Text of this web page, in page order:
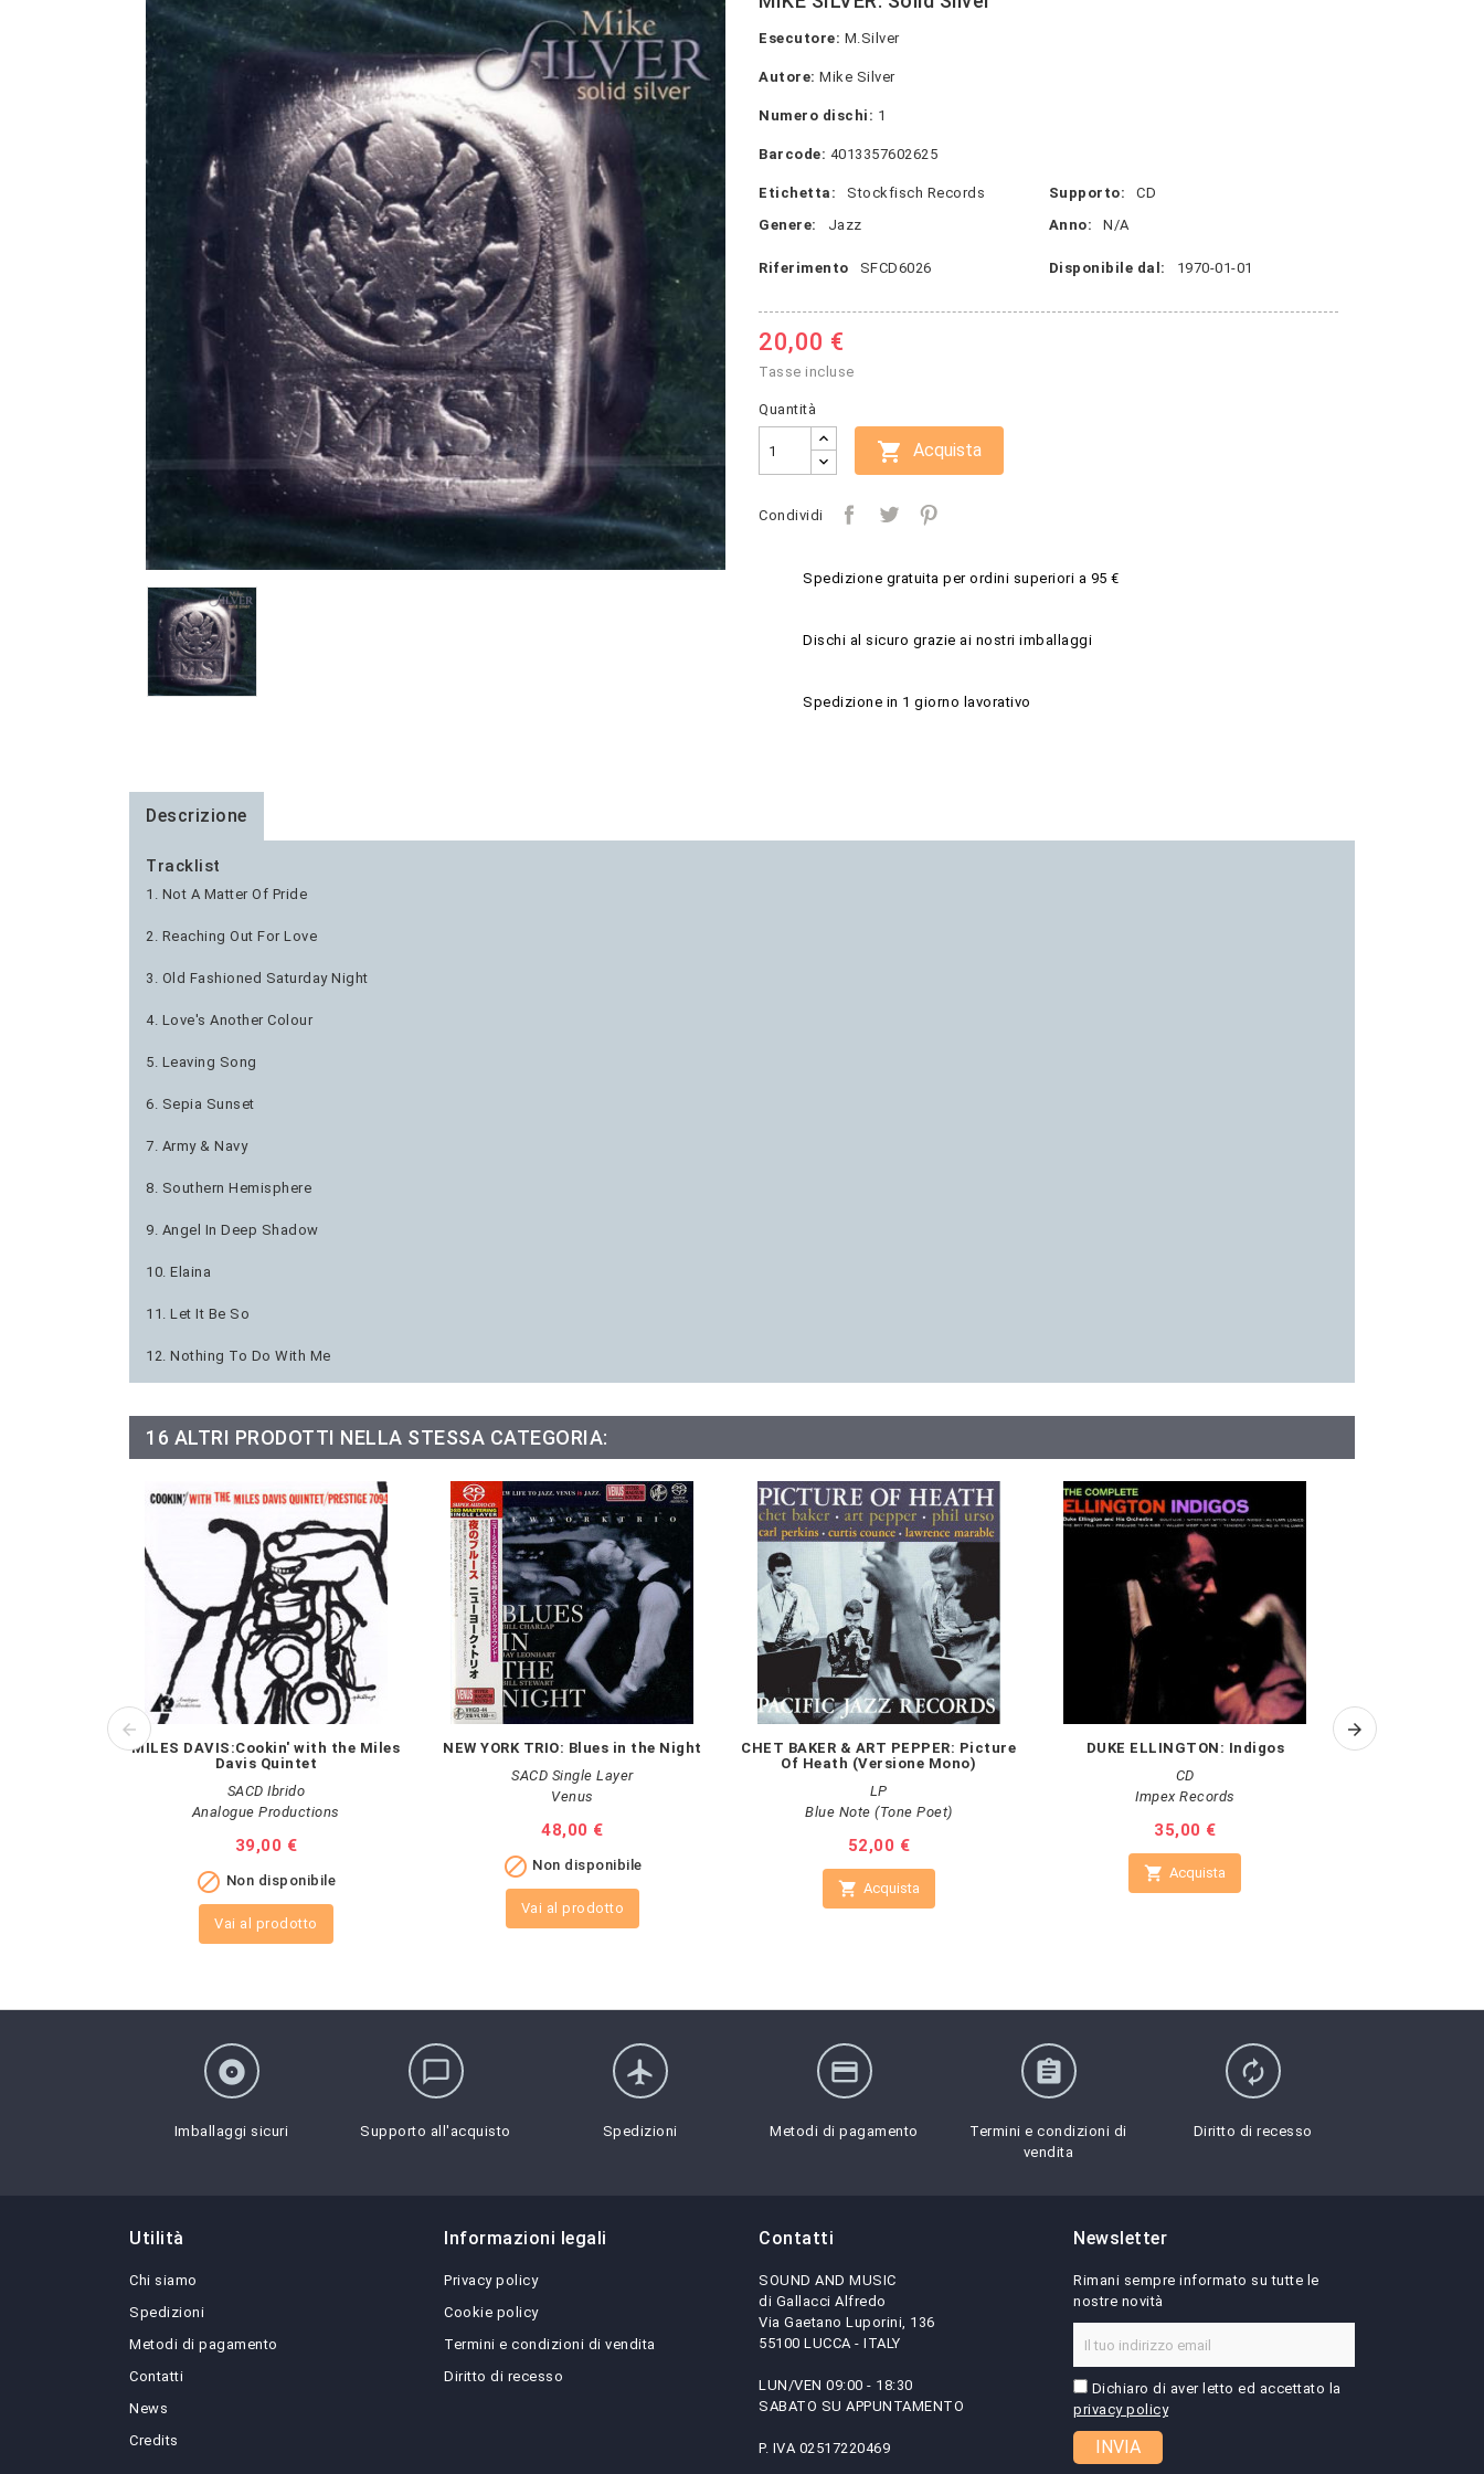
Esecutore: M.Silver
Autore: Mike Silver
Numero dischi: 1
Barcode: 4013357602625
Etichetta: Stockfisch Records Supporto:
CD
Genere:
Jazz Anno: N/A
Riferimento SFCD6026 Disponibile dal: 1970-01-01
20,00 €
Tasse incluse
Quantità
 Acquista
Condividi
Spedizione gratuita per ordini superiori a 95 €
Dischi al sicuro grazie ai nostri imballaggi
Spedizione in 1 giorno lavorativo
Descrizione
Tracklist
1. Not A Matter Of Pride
2. Reaching Out For Love
3. Old Fashioned Saturday Night
4. Love's Another Colour
5. Leaving Song
6. Sepia Sunset
7. Army & Navy
8. Southern Hemisphere
9. Angel In Deep Shadow
10. Elaina
11. Let It Be So
12. Nothing To Do With Me
16 ALTRI PRODOTTI NELLA STESSA CATEGORIA:
MILES DAVIS:Cookin' with the Miles
Davis Quintet
SACD Ibrido
Analogue Productions
Prezzo
39,00 €
 Non disponibile
Vai al prodotto
NEW YORK TRIO: Blues in the Night
SACD Single Layer
Venus
Prezzo
48,00 €
 Non disponibile
Vai al prodotto
CHET BAKER & ART PEPPER: Picture
Of Heath (Versione Mono)
LP
Blue Note (Tone Poet)
Prezzo
52,00 €
 Acquista
DUKE ELLINGTON: Indigos
CD
Impex Records
Prezzo
35,00 €
 Acquista
MONTY
album
Imballaggi sicuri
chat_bubble_outline
Supporto all'acquisto
flight
Spedizioni
credit_card
Metodi di pagamento
assignment
Termini e condizioni di
vendita
autorenew
Diritto di recesso
Utilità
Chi siamo
Spedizioni
Metodi di pagamento
Contatti
News
Credits
Informazioni legali
Privacy policy
Cookie policy
Termini e condizioni di vendita
Diritto di recesso
Contatti
SOUND AND MUSIC
di Gallacci Alfredo
Via Gaetano Luporini, 136
55100 LUCCA - ITALY
LUN/VEN 09:00 - 18:30
SABATO SU APPUNTAMENTO
P. IVA 02517220469
Newsletter
Rimani sempre informato su tutte le
nostre novità
Dichiaro di aver letto ed accettato la
privacy policy
INVIA